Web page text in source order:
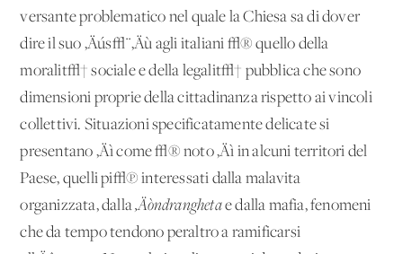
versante problematico nel quale la Chiesa sa di dover
dire il suo ‚Äús√¨‚Äù agli italiani √® quello della
moralit√† sociale e della legalit√† pubblica che sono
dimensioni proprie della cittadinanza rispetto ai vincoli
collettivi. Situazioni specificatamente delicate si
presentano ‚Äì come √® noto ‚Äì in alcuni territori del
Paese, quelli pi√π interessati dalla malavita
organizzata, dalla‚Äòndranghetae dalla mafia, fenomeni
che da tempo tendono peraltro a ramificarsi